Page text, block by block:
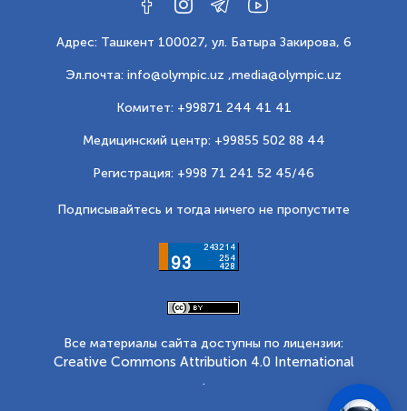
Адрес: Ташкент 100027, ул. Батыра Закирова, 6
Эл.почта: info@olympic.uz ,media@olympic.uz
Комитет: +99871 244 41 41
Медицинский центр: +99855 502 88 44
Регистрация: +998 71 241 52 45/46
Подписывайтесь и тогда ничего не пропустите
Все материалы сайта доступны по лицензии:
Creative Commons Attribution 4.0 International
.